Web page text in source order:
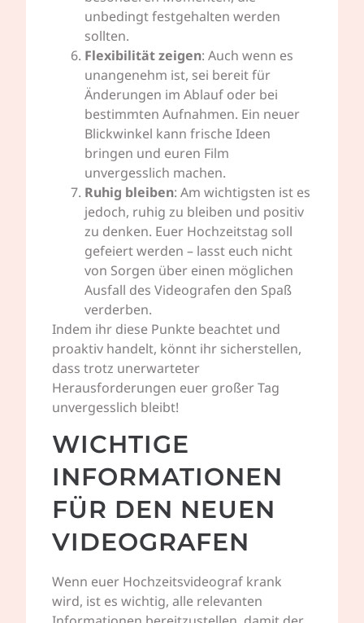
unbedingt festgehalten werden
sollten.
Flexibilität zeigen: Auch wenn es
unangenehm ist, sei bereit für
Änderungen im Ablauf oder bei
bestimmten Aufnahmen. Ein neuer
Blickwinkel kann frische Ideen
bringen und euren Film
unvergesslich machen.
Ruhig bleiben: Am wichtigsten ist es
jedoch, ruhig zu bleiben und positiv
zu denken. Euer Hochzeitstag soll
gefeiert werden – lasst euch nicht
von Sorgen über einen möglichen
Ausfall des Videografen den Spaß
verderben.
Indem ihr diese Punkte beachtet und
proaktiv handelt, könnt ihr sicherstellen,
dass trotz unerwarteter
Herausforderungen euer großer Tag
unvergesslich bleibt!
WICHTIGE
INFORMATIONEN
FÜR DEN NEUEN
VIDEOGRAFEN
Wenn euer Hochzeitsvideograf krank
wird, ist es wichtig, alle relevanten